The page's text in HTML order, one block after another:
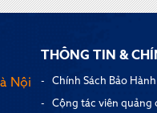
Nội
THÔNG TIN &
Chính Sách Bảo Hành
Cộng tác viên quảng